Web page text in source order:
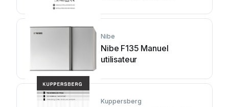
Nibe
Nibe F135 Manuel
utilisateur
Kuppersberg